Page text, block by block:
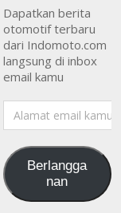
Dapatkan berita
otomotif terbaru
dari Indomoto.com
langsung di inbox
email kamu
Alamat
email
Berlangga
nan